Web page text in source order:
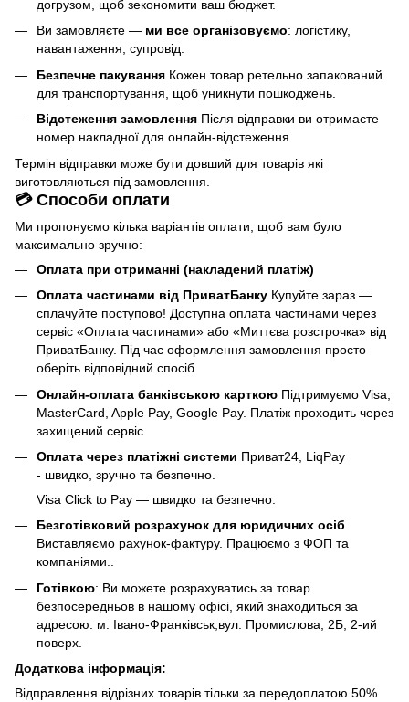
догрузом, щоб зекономити ваш бюджет.
Ви замовляєте — ми все організовуємо: логістику,
навантаження, супровід.
Безпечне пакування Кожен товар ретельно запакований
для транспортування, щоб уникнути пошкоджень.
Відстеження замовлення Після відправки ви отримаєте
номер накладної для онлайн-відстеження.
Термін відправки може бути довший для товарів які
виготовляються під замовлення.
💳 Способи оплати
Ми пропонуємо кілька варіантів оплати, щоб вам було
максимально зручно:
Оплата при отриманні (накладений платіж)
Оплата частинами від ПриватБанку Купуйте зараз —
сплачуйте поступово! Доступна оплата частинами через
сервіс «Оплата частинами» або «Миттєва розстрочка» від
ПриватБанку. Під час оформлення замовлення просто
оберіть відповідний спосіб.
Онлайн-оплата банківською карткою Підтримуємо Visa,
MasterCard, Apple Pay, Google Pay. Платіж проходить через
захищений сервіс.
Оплата через платіжні системи Приват24, LiqPay
- швидко, зручно та безпечно.
Visa Click to Pay — швидко та безпечно.
Безготівковий розрахунок для юридичних осіб
Виставляємо рахунок-фактуру. Працюємо з ФОП та
компаніями..
Готівкою: Ви можете розрахуватись за товар
безпосередньов в нашому офісі, який знаходиться за
адресою: м. Івано-Франківськ,вул. Промислова, 2Б, 2-ий
поверх.
Додаткова інформація:
Відправлення відрізних товарів тільки за передоплатою 50%